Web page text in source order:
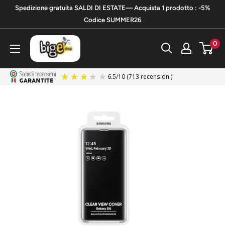
contenuto
Spedizione gratuita SALDI DI ESTATE— Acquista 1 prodotto : -5%
Codice SUMMER26
bigeshop 0